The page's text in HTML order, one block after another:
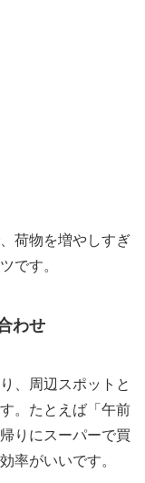
荷物を増やしすぎ
です。
わせ
、周辺スポットと
。たとえば「午前
りにスーパーで買
率がいいです。